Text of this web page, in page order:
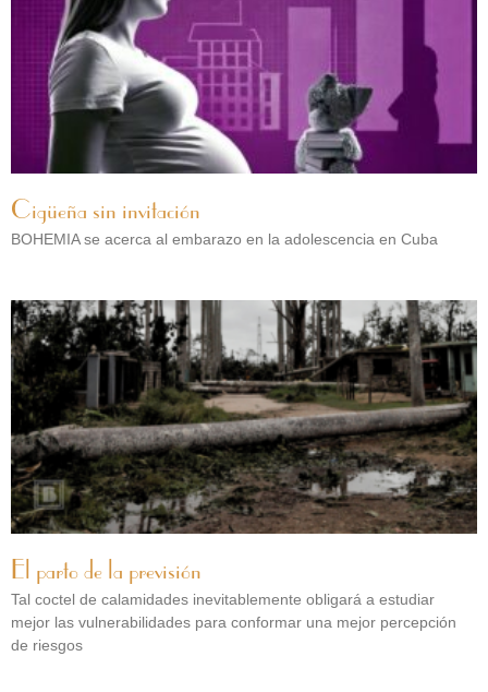
Cigüeña sin invitación
BOHEMIA se acerca al embarazo en la adolescencia en Cuba
El parto de la previsión
Tal coctel de calamidades inevitablemente obligará a estudiar
mejor las vulnerabilidades para conformar una mejor percepción
de riesgos